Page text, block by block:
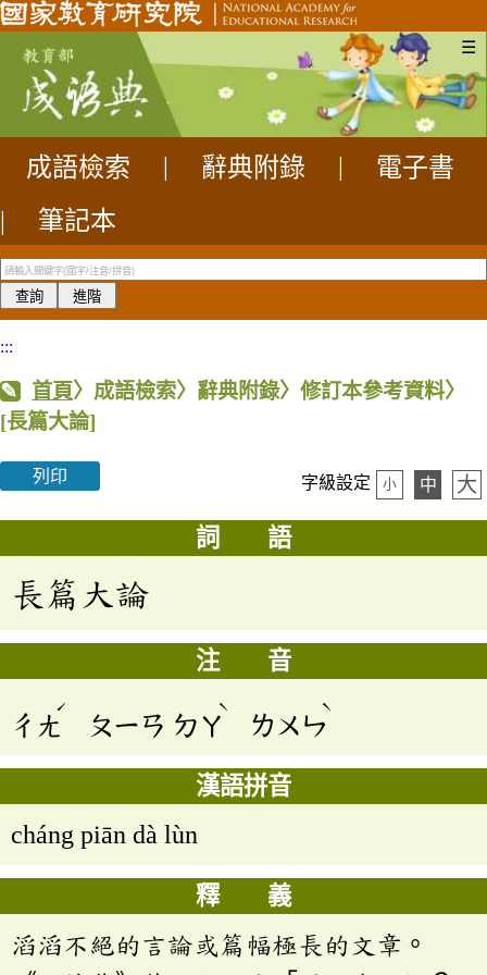
☰
成語檢索 辭典附錄
電子書
|
筆記本
:::
首頁〉成語檢索〉辭典附錄〉修訂本參考資料〉
[長篇大論]
列印 字級設定 小 中 大
詞 語
長篇大論
注 音
ㄔㄤ
ˊ
ㄆㄧㄢ ㄉㄚ
ˋ
ㄌㄨㄣ
ˋ
漢語拼音
cháng piān dà lùn
釋 義
滔滔不絕的言論或篇幅極長的文章。